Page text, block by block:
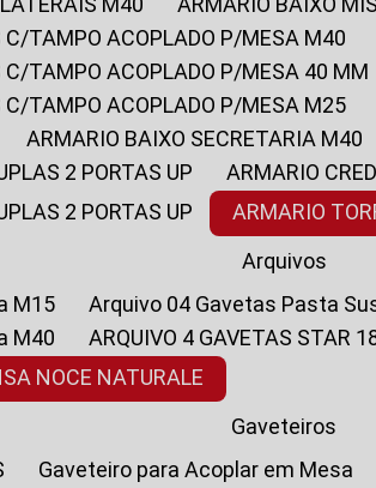
C/TAMPO ACOPLADO P/MESA M40
C/TAMPO ACOPLADO P/MESA 40 MM
C/TAMPO ACOPLADO P/MESA M25
ARMARIO BAIXO SECRETARIA M40
2 PORTAS UP
ARMARIO
2 PORTAS UP
ARMARIO
Arquivos
M15
Arquivo 04 Gavetas Pasta
M40
ARQUIVO 4 GAVETAS STAR
NOCE NATURALE
Gaveteiros
Gaveteiro para Acoplar em Mesa